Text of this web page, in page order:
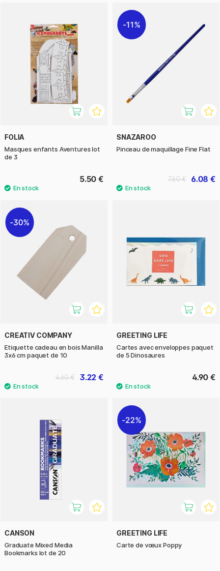
FOLIA
Masques enfants Aventures lot
de 3
5.50 €
11%
SNAZAROO
Pinceau de maquillage Fine Flat
6.08 €
7.60 €
30%
CREATIV COMPANY
Etiquette cadeau en bois Manilla
3x6 cm paquet de 10
3.22 €
4.60 €
GREETING LIFE
Cartes avec enveloppes paquet
de 5 Dinosaures
4.90 €
CANSON
Graduate Mixed Media
Bookmarks lot de 20
22%
GREETING LIFE
Carte de vœux Poppy